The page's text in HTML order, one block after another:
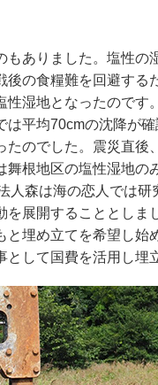
もありました。塩性
の食糧難を回避す
性湿地となったので
は平均70cmの沈降が
たのでした。震災直
根地区の塩性湿地
人森は海の恋人では
展開することとし
埋め立てを希望し
して国費を活用し埋